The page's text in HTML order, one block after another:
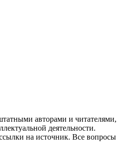
авторами и читателями,
деятельности.
на источник. Все вопросы